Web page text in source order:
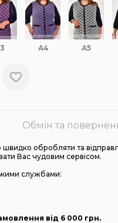
А3 А4 А5
Обмін та
обробляти та
Вас чудовим сервісом.
службами:
від 6 000 грн.